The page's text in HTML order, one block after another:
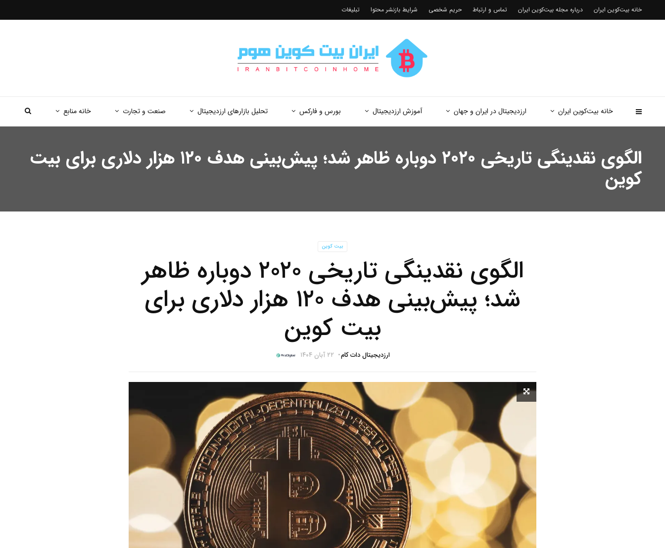
خانه بیت‌کوین ایران ارزدیجیتال در ایران و جهان آموزش ارزدیجیتال بورس و فارکس تحلیل بازارهای ارزدیجیتال صنعت و تجارت خانه منابع
خانه بیت‌کوین ایران درباره مجله بیت‌کوین ایران تماس و ارتباط حریم شخصی شرایط بازنشر محتوا تبلیغات
الگوی نقدینگی تاریخی ۲۰۲۰ دوباره ظاهر شد؛ پیش‌بینی هدف ۱۲۰ هزار دلاری برای بیت
کوین
بیت کوین
الگوی نقدینگی تاریخی ۲۰۲۰ دوباره ظاهر
شد؛ پیش‌بینی هدف ۱۲۰ هزار دلاری برای
بیت کوین
ارزدیجیتال دات کام ۲۲ آبان ۱۴۰۴